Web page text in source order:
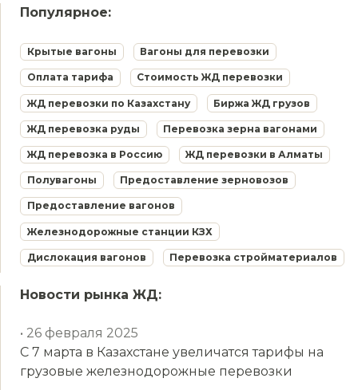
Популярное:
Крытые вагоны Вагоны для перевозки
Оплата тарифа Стоимость ЖД перевозки
ЖД перевозки по Казахстану Биржа ЖД грузов
ЖД перевозка руды Перевозка зерна вагонами
ЖД перевозка в Россию ЖД перевозки в Алматы
Полувагоны Предоставление зерновозов
Предоставление вагонов
Железнодорожные станции КЗХ
Дислокация вагонов Перевозка стройматериалов
Новости рынка ЖД:
• 26 февраля 2025
С 7 марта в Казахстане увеличатся тарифы на
грузовые железнодорожные перевозки